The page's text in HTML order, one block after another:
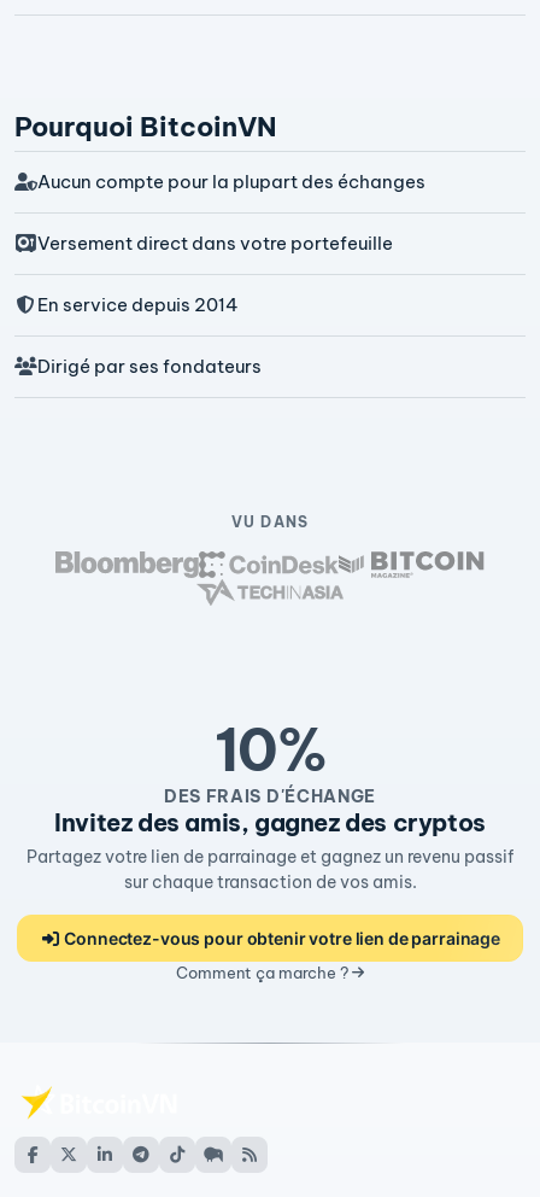
Pourquoi BitcoinVN
Aucun compte pour la plupart des échanges
Versement direct dans votre portefeuille
En service depuis 2014
Dirigé par ses fondateurs
VU DANS
10%
DES FRAIS D'ÉCHANGE
Invitez des amis, gagnez des cryptos
Partagez votre lien de parrainage et gagnez un revenu passif
sur chaque transaction de vos amis.
Connectez-vous pour obtenir votre lien de parrainage
Comment ça marche ?